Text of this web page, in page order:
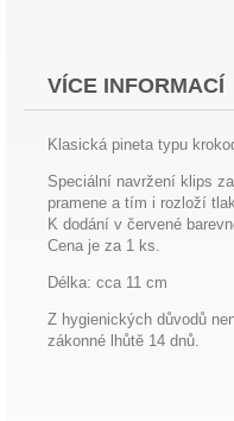
VÍCE INFORMACÍ
Klasická pineta typu
Speciální navržení klips
pramene a tím i rozloží
K dodání v červené
Cena je za 1 ks.
Délka: cca 11 cm
Z hygienických důvodů
zákonné lhůtě 14 dnů.